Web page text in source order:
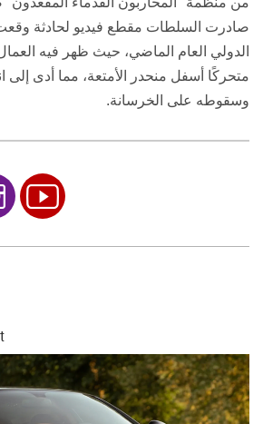
صادرت السلطات مقطع فيديو لحادثة
الدولي العام الماضي، حيث ظهر فيه
متحركًا أسفل منحدر الأمتعة، مما أدى إلى
وسقوطه على الخرسانة.